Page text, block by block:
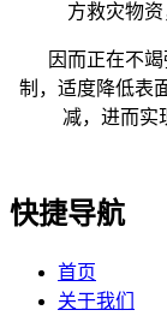
方救灾物
因而正在不竭
制，适度降低表
减，进而实
快捷导航
首页
关于我们